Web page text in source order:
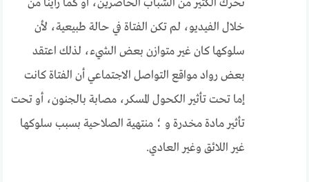
تحرك الكثير من الشباب الحاضرين، أو كما رأينا من
خلال الفيديو، لم تكن الفتاة في حالة طبيعية، لأن
سلوكها كان غير متوازن بعض الشيء، لذلك اعتقد
بعض رواد مواقع التواصل الاجتماعي أن الفتاة كانت
إما تحت تأثير الكحول المسكر، مصابة بالجنون، أو تحت
تأثير مادة مخدرة و ؛ منتهية الصلاحية بسبب سلوكها
غير اللائق وغير العادي.